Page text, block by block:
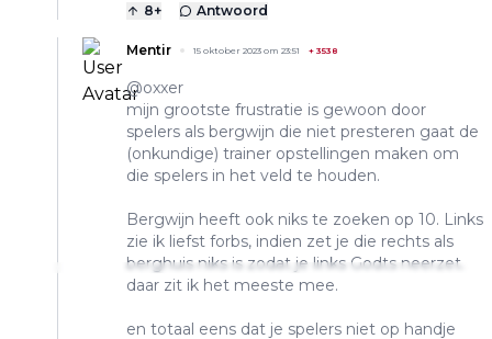
8+ Antwoord
Mentir 15 oktober 2023 om 23:51 + 3538
@oxxer
mijn grootste frustratie is gewoon door
spelers als bergwijn die niet presteren gaat de
(onkundige) trainer opstellingen maken om
die spelers in het veld te houden.
Bergwijn heeft ook niks te zoeken op 10. Links
zie ik liefst forbs, indien zet je die rechts als
berghuis niks is zodat je links Godts neerzet.
daar zit ik het meeste mee.
en totaal eens dat je spelers niet op handje